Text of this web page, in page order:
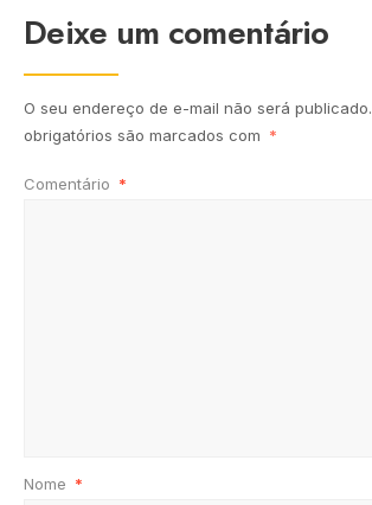
Deixe um comentário
O seu endereço de e-mail não será publicado.
obrigatórios são marcados com *
Comentário *
Nome *